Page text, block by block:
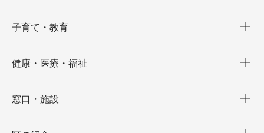
子育て・教育
健康・医療・福祉
窓口・施設